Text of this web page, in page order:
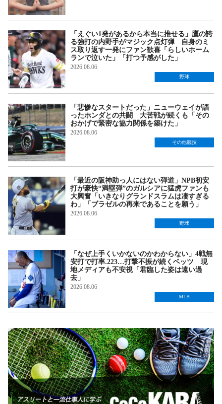
「えぐい1発があるから本当に推せる」鷹の誇
る強打の内野手がマジック点灯弾 自身のミ
ス取り返す一発にファン歓喜「らしいホーム
ランで泣いた」「打つ予感がした」
2026.08.06
野球
「悲惨なスタートだった」ニューウェイが語
ったホンダとの共闘 大苦戦が続くも「その
おかげで緊密な協力関係を築けた」
2026.08.06
その他競技
「最近の阪神助っ人にはない弾道」NPB初安
打が豪快“満塁弾”のガルシアに猛虎ファンも
大興奮「いきなりグランドスラムは凄すぎる
わ」「ブラゼルの再来であることを願う」
2026.08.06
野球
「なぜ上手くいかないのかわからない」4戦無
安打で打率.223…打撃不振が続くベッツ 現
地メディアも不安視「君臨した姿は遠い過
去」
2026.08.06
MLB